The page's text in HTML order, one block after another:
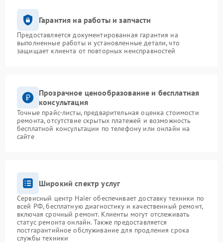
Гарантия на работы и запчасти
Предоставляется документированная гарантия на
выполненные работы и установленные детали, что
защищает клиента от повторных неисправностей
Прозрачное ценообразование и бесплатная
консультация
Точные прайс-листы, предварительная оценка стоимости
ремонта, отсутствие скрытых платежей и возможность
бесплатной консультации по телефону или онлайн на
сайте
Широкий спектр услуг
Сервисный центр Haier обеспечивает доставку техники по
всей РФ, бесплатную диагностику и качественный ремонт,
включая срочный ремонт. Клиенты могут отслеживать
статус ремонта онлайн. Также предоставляется
постгарантийное обслуживание для продления срока
службы техники